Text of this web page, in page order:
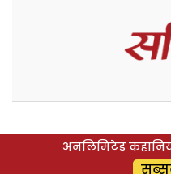
अनलिमिटेड